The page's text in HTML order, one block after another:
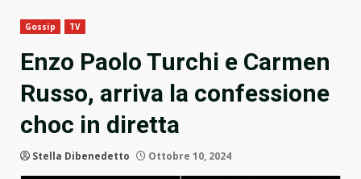
Gossip TV
Enzo Paolo Turchi e Carmen
Russo, arriva la confessione
choc in diretta
Stella Dibenedetto Ottobre 10, 2024